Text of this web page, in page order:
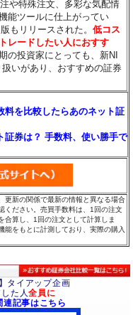
や特殊注文、多彩な気配情
能ツールに仕上がってい
もリリースされた。低コス
レードしたい人におすす
の投資家にとっても、新NI
いがあり、おすすめの証券
を比較したらあのネット証
券は？ 手数料、使い勝手で
更新の関係で最新の情報と異なる場合
ください。売買手数料は、1回の注文
合算し、1回の注文として計算しま
能をもとに計測しており、実際の購入
タイアップ企画
た人全員に
連記事はこちら